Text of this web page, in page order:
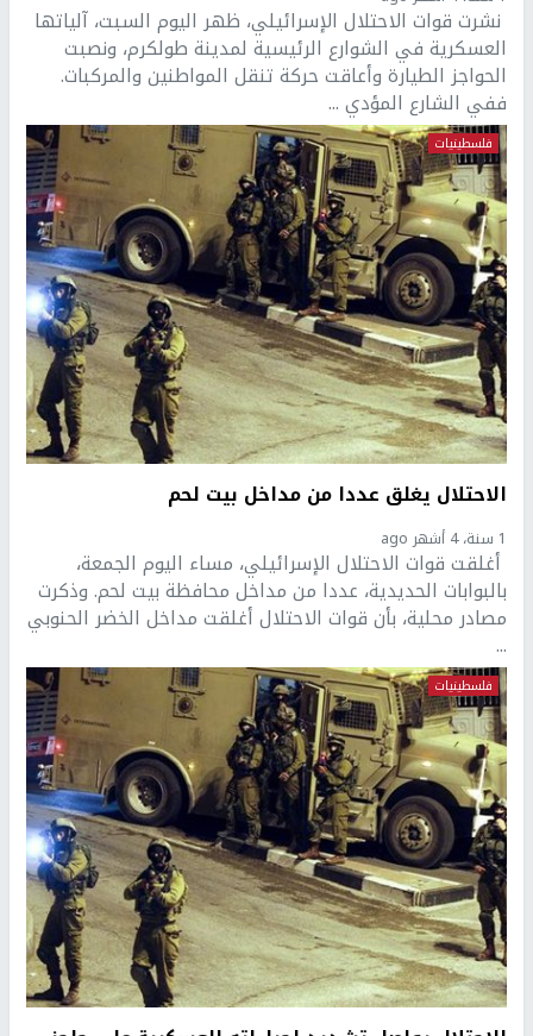
نشرت قوات الاحتلال الإسرائيلي، ظهر اليوم السبت، آلياتها
العسكرية في الشوارع الرئيسية لمدينة طولكرم، ونصبت
الحواجز الطيارة وأعاقت حركة تنقل المواطنين والمركبات.
ففي الشارع المؤدي ...
فلسطينيات
الاحتلال يغلق عددا من مداخل بيت لحم
1 سنة، 4 أشهر ago
أغلقت قوات الاحتلال الإسرائيلي، مساء اليوم الجمعة،
بالبوابات الحديدية، عددا من مداخل محافظة بيت لحم. وذكرت
مصادر محلية، بأن قوات الاحتلال أغلقت مداخل الخضر الحنوبي
...
فلسطينيات